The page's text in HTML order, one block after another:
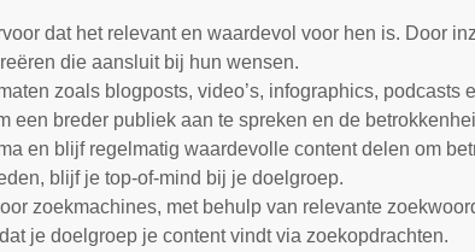
dat het relevant en waardevol voor hen is. Door
die aansluit bij hun wensen.
zoals blogposts, video’s, infographics, podcasts
breder publiek aan te spreken en de
en blijf regelmatig waardevolle content delen om
blijf je top-of-mind bij je doelgroep.
zoekmachines, met behulp van relevante
je doelgroep je content vindt via zoekopdrachten.